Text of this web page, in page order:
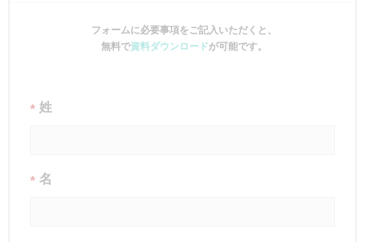
フォームに必要事項をご記入いただくと、
無料で資料ダウンロードが可能です。
* 姓
* 名